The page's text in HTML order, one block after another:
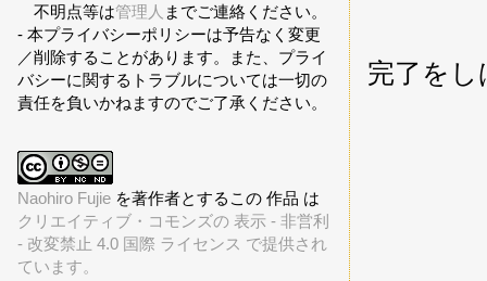
完了を
不明点等は管理人 までご連絡ください。
- 本プライバシーポリシーは予告なく変更
／削除することがあります。また、プライ
バシーに関するトラブルについては一切の
責任を負いかねますのでご了承ください。
Naohiro Fujie を著作者とするこの 作品 は
クリエイティブ・コモンズの 表示 - 非営利
- 改変禁止 4.0 国際 ライセンス で提供され
ています。